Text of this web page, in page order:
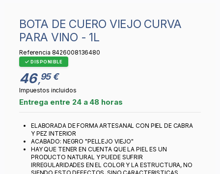
BOTA DE CUERO VIEJO CURVA
PARA VINO - 1L
Referencia 8426008136480
DISPONIBLE
46 ,95 €
Impuestos incluidos
Entrega entre 24 a 48 horas
ELABORADA DE FORMA ARTESANAL CON PIEL DE CABRA
Y PEZ INTERIOR
ACABADO: NEGRO "PELLEJO VIEJO"
HAY QUE TENER EN CUENTA QUE LA PIEL ES UN
PRODUCTO NATURAL Y PUEDE SUFRIR
IRREGULARIDADES EN EL COLOR Y LA ESTRUCTURA, NO